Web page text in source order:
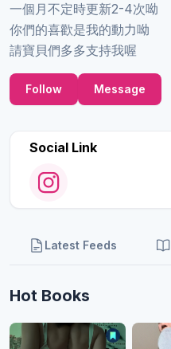
一個月不定時更新2-4次呦
你們的喜歡是我的動力呦
請寶貝們多多支持我喔
Follow Message
Social Link
Latest Feeds
Hot Books